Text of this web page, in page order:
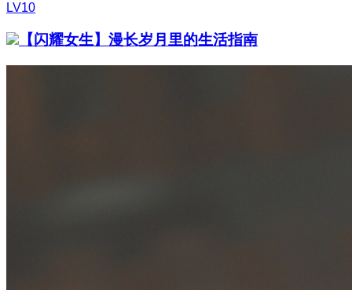
LV10
【闪耀女生】漫长岁月里的生活指南